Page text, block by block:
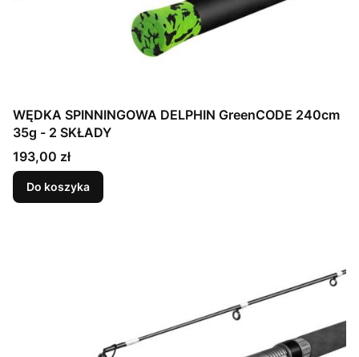
WĘDKA SPINNINGOWA DELPHIN GreenCODE 240cm
35g - 2 SKŁADY
Cena
193,00 zł
Do koszyka